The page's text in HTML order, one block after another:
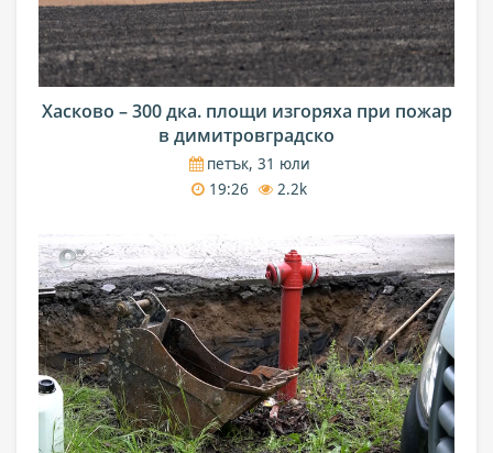
Хасково – 300 дка. площи изгоряха при пожар
в димитровградско
петък, 31 юли
19:26
2.2k